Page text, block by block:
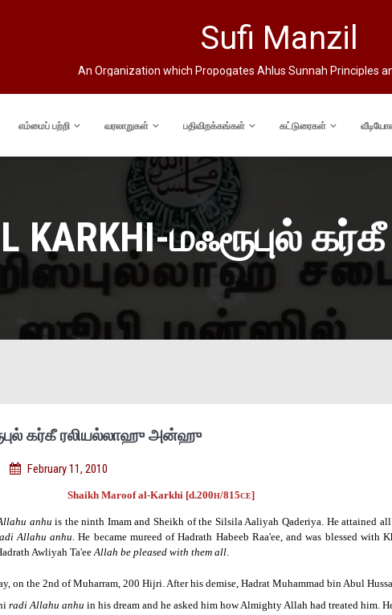
Sufi Manzil
An Organization which Propogates Ahlus Sunnah Principles
எம்மைப் பற்றி வரலாறுகள் பதிவிறக்கங்கள் கட்டுரைகள்
KARKHI-
கர்கீ ரலியல்லாஹு அன்ஹு
February 11, 2010
Shaikh Maroof al-Karkhi [d.200H/815CE]
anhu is the ninth Imam and Sheikh of the Silsila Aaliyah Qaderiya. He attained
Allahu anhu. He became mureed of Hadrath Habeeb Raa'ee, and was blessed with
Awliyah Ta'eeAllah be pleased with them all.
on the 2nd of Muharram, 200 Hijri. After his demise, Hadrat Muhammad bin Abul
radi Allahu anhu in his dream and he asked him how Almighty Allah had treated him.